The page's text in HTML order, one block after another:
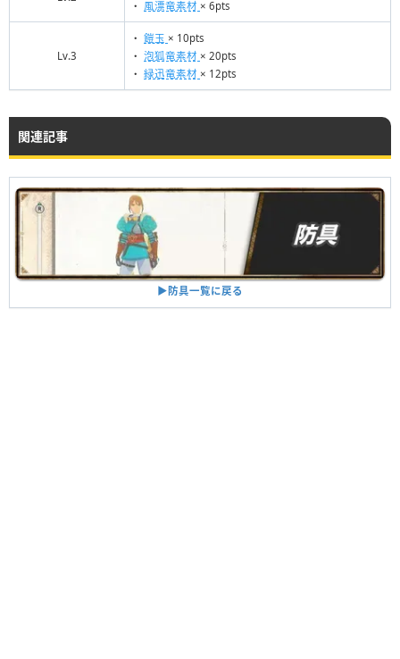
・ 風漂竜素材 × 6pts
Lv.3
・ 鎧玉 × 10pts
・ 泡狐竜素材 × 20pts
・ 緑迅竜素材 × 12pts
関連記事
▶︎防具一覧に戻る